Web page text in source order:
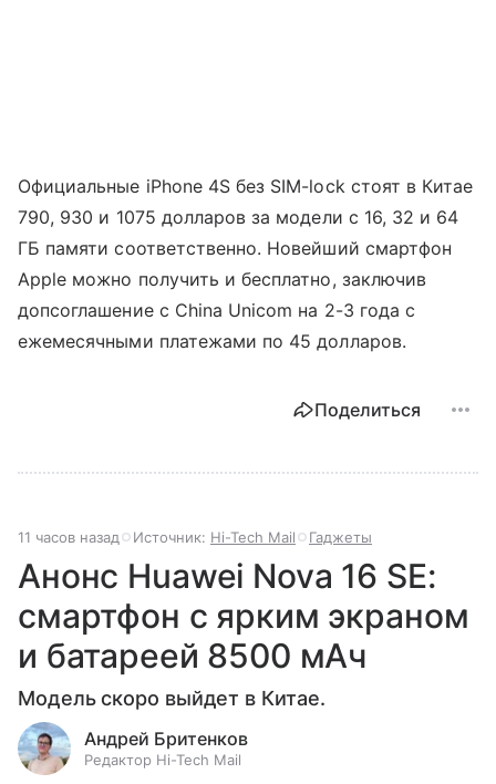
Официальные iPhone 4S без SIM-lock стоят в Китае
790, 930 и 1075 долларов за модели с 16, 32 и 64
ГБ памяти соответственно. Новейший смартфон
Apple можно получить и бесплатно, заключив
допсоглашение с China Unicom на 2-3 года с
ежемесячными платежами по 45 долларов.
Поделиться
11 часов назад Источник: Hi-Tech Mail Гаджеты
Анонс Huawei Nova 16 SE:
смартфон с ярким экраном
и батареей 8500 мАч
Модель скоро выйдет в Китае.
Андрей Бритенков
Редактор Hi-Tech Mail